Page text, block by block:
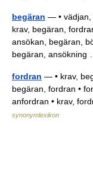
begäran — • vädjan,
krav, begäran,
ansökan, begäran,
begäran,
fordran — • krav,
begäran, fordran •
anfordran • krav,
synonymlexikon